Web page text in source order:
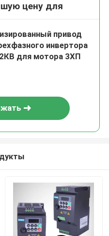
цену для
привод
инвертора
для мотора 3ХП